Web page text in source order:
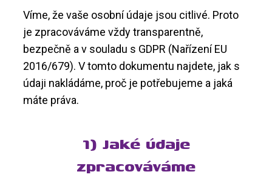
Víme, že vaše osobní údaje jsou citlivé. Proto
je zpracováváme vždy transparentně,
bezpečně a v souladu s GDPR (Nařízení EU
2016/679). V tomto dokumentu najdete, jak s
údaji nakládáme, proč je potřebujeme a jaká
máte práva.
1) Jaké údaje
zpracováváme